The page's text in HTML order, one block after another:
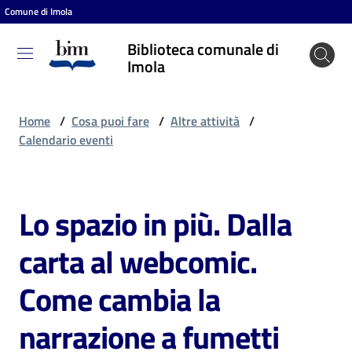
Vai al contenuto
Vai alla navigazione
Vai al footer
Comune di Imola
Biblioteca comunale di
Imola
Biblioteca
comunale
Cosa
puoi
fare
Scopri
Home / Cosa puoi fare / Altre attività /
Calendario eventi
Salta al contenuto
Lo spazio in più. Dalla
carta al webcomic.
Come cambia la
narrazione a fumetti